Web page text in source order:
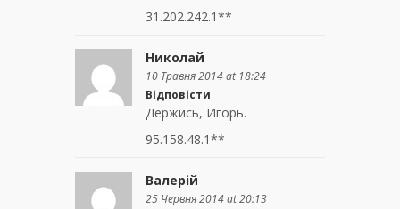
31.202.242.1**
Николай
10 Травня 2014 at 18:24
Відповісти
Держись, Игорь.
95.158.48.1**
Валерій
25 Червня 2014 at 20:13